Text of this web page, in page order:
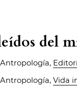
del
Vida